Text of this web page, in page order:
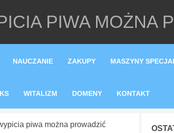
PIWA MOŻNA
NAUCZANIE ZAKUPY MASZYNY
WITALIZM DOMENY KONTAKT
piwa można prowadzić